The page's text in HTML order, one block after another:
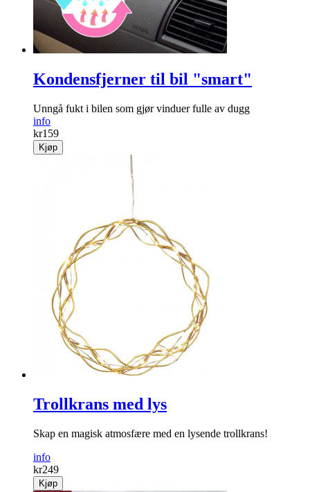
Kondensfjerner til bil "smart"
Unngå fukt i bilen som gjør vinduer fulle av dugg
info
kr159
Kjøp
Trollkrans med lys
Skap en magisk atmosfære med en lysende trollkrans!
info
kr249
Kjøp